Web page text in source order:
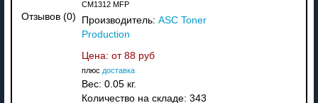
Отзывов (0)
CM1312 MFP
Производитель: ASC Toner
Production
Цена: от 88 руб
плюс доставка
Вес: 0.05 кг.
Количество на складе: 343